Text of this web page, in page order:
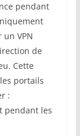
pendant
un VPN
de
Cette
portails
:
pendant les